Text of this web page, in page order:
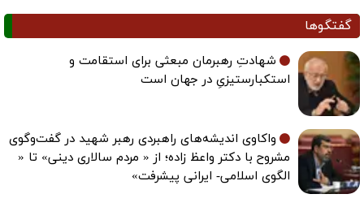
گفتگوها
شهادتِ رهبرمان مبعثی برای استقامت و
استکبارستیزیِ در جهان است
واکاوی اندیشه‌های راهبردی رهبر شهید در گفت‌وگوی
مشروح با دکتر واعظ زاده؛ از « مردم سالاری دینی» تا «
الگوی اسلامی- ایرانی پیشرفت»